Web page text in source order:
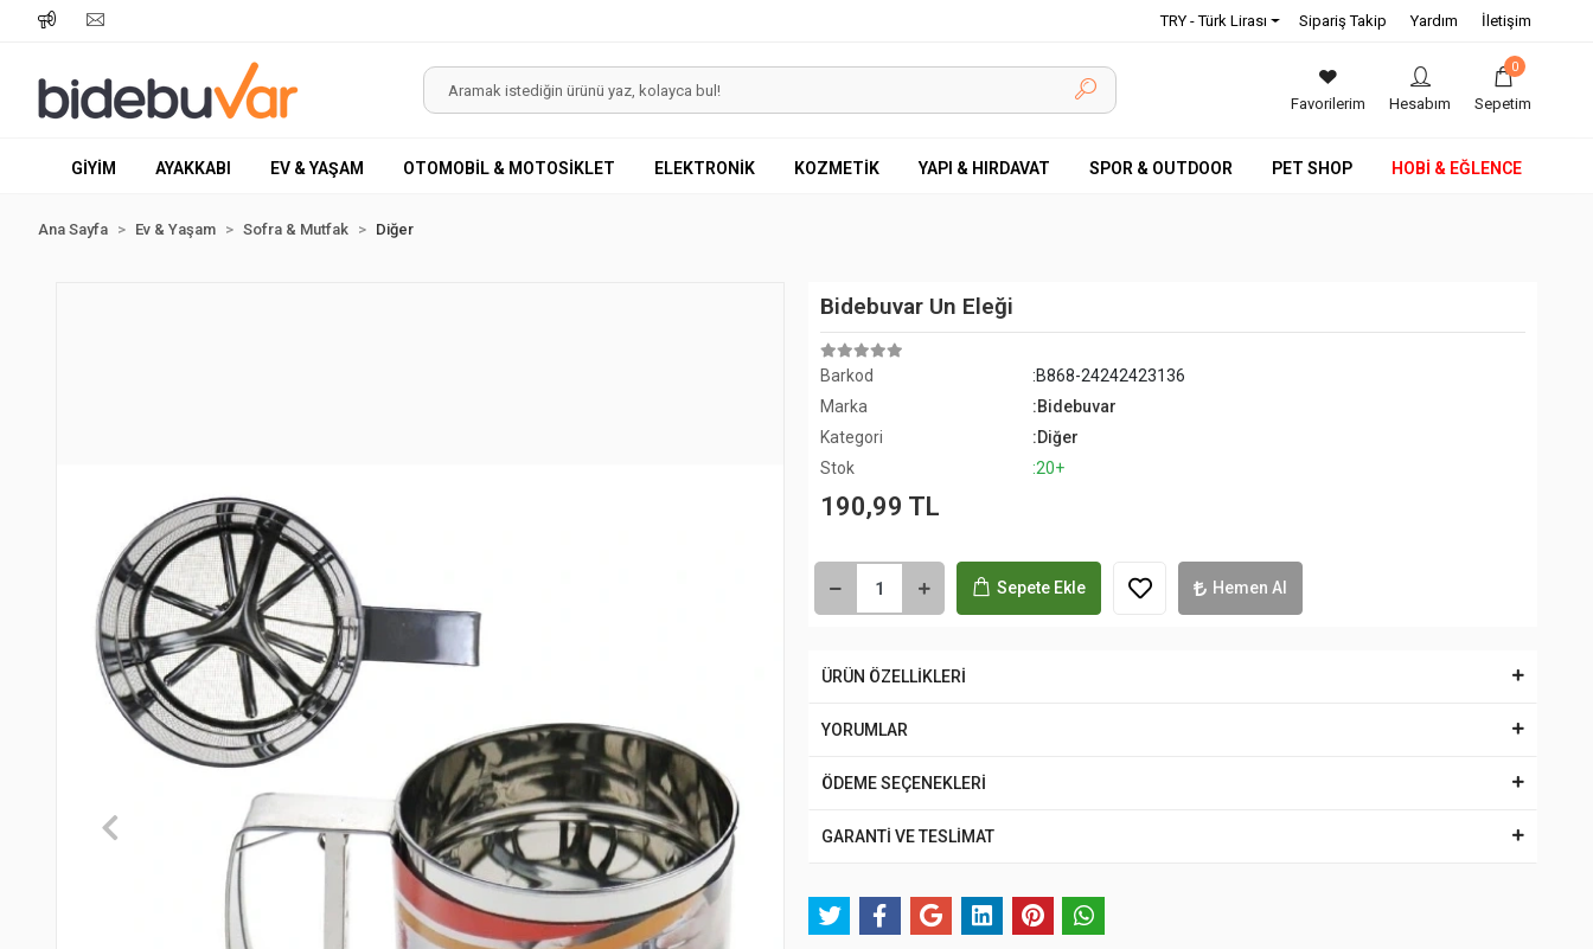
TRY - Türk Lirası Sipariş Takip Yardım İletişim
Favorilerim Hesabım
0
Sepetim
GİYİM AYAKKABI EV & YAŞAM OTOMOBİL & MOTOSİKLET ELEKTRONİK KOZMETİK YAPI & HIRDAVAT SPOR & OUTDOOR PET SHOP HOBİ & EĞLENCE
Ana Sayfa Ev & Yaşam Sofra & Mutfak Diğer
Bidebuvar Un Eleği
Barkod
:B868-24242423136
Marka
:Bidebuvar
Kategori
:Diğer
Stok
:20+
190,99 TL
Sepete Ekle Hemen Al
ÜRÜN ÖZELLİKLERİ
YORUMLAR
ÖDEME SEÇENEKLERİ
GARANTİ VE TESLİMAT